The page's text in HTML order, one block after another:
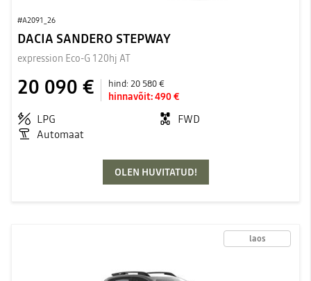
#A2091_26
DACIA SANDERO STEPWAY
expression Eco-G 120hj AT
20 090 € hind:20 580 €
hinnavõit:490 €
LPG
FWD
Automaat
OLEN HUVITATUD!
laos